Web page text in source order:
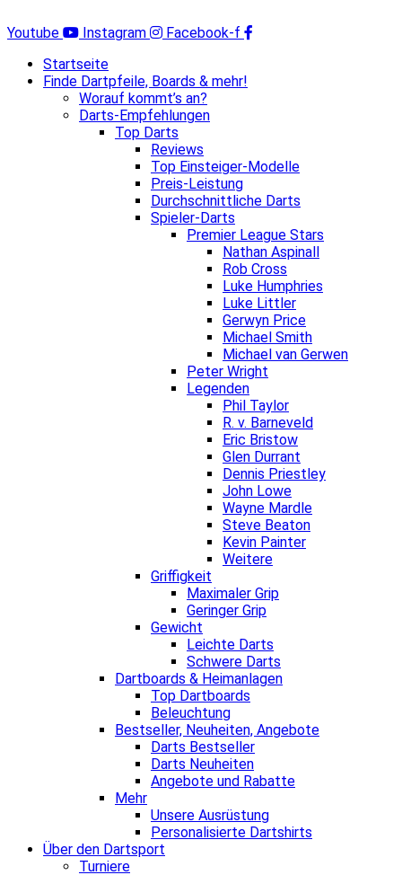
Inhalt
Youtube Instagram
Facebook-f
Startseite
Finde Dartpfeile, Boards & mehr!
Worauf kommt’s an?
Darts-Empfehlungen
Top Darts
Reviews
Top Einsteiger-Modelle
Preis-Leistung
Durchschnittliche Darts
Spieler-Darts
Premier League Stars
Nathan Aspinall
Rob Cross
Luke Humphries
Luke Littler
Gerwyn Price
Michael Smith
Michael van Gerwen
Peter Wright
Legenden
Phil Taylor
R. v. Barneveld
Eric Bristow
Glen Durrant
Dennis Priestley
John Lowe
Wayne Mardle
Steve Beaton
Kevin Painter
Weitere
Griffigkeit
Maximaler Grip
Geringer Grip
Gewicht
Leichte Darts
Schwere Darts
Dartboards & Heimanlagen
Top Dartboards
Beleuchtung
Bestseller, Neuheiten, Angebote
Darts Bestseller
Darts Neuheiten
Angebote und Rabatte
Mehr
Unsere Ausrüstung
Personalisierte Dartshirts
Über den Dartsport
Turniere